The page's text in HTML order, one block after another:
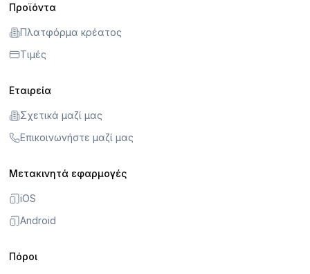
Προϊόντα
Πλατφόρμα κρέατος
Τιμές
Εταιρεία
Σχετικά μαζί μας
Επικοινωνήστε μαζί μας
Μετακινητά εφαρμογές
iOS
Android
Πόροι